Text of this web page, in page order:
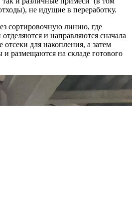
не идущие в переработку.
сортировочную линию, где
и направляются сначала
отсеки для накопления, а затем
размещаются на складе готового